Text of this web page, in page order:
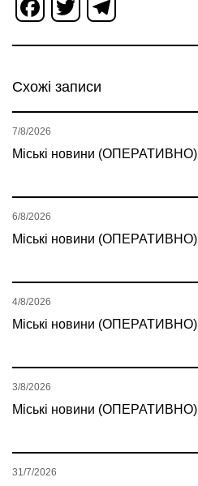
Facebook
Twitter
Схожі записи
Міські новини (ОПЕРАТИВНО)
7/8/2026
Міські новини (ОПЕРАТИВНО)
6/8/2026
Міські новини (ОПЕРАТИВНО)
4/8/2026
Міські новини (ОПЕРАТИВНО)
3/8/2026
31/7/2026